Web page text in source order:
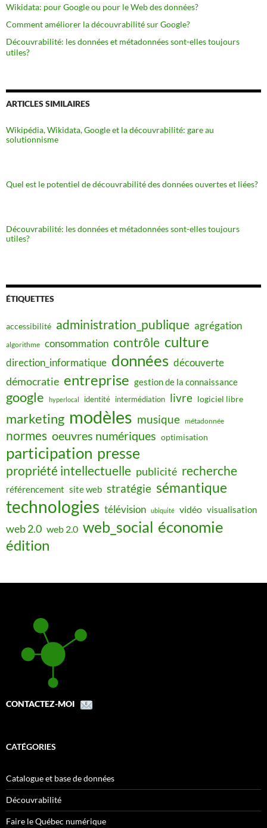
Wikidata: pour Google ou pour le Web des données?
Comment améliorer la découvrabilité sur Google?
Découvrabilité: les données et métadonnées sont-elles toujours
utiles?
ARTICLES SIMILAIRES
Wikipédia, Wikidata, Google et la découvrabilité: gare au
solutionnisme
Quel est le potentiel de découvrabilité des données ouvertes et liées?
Découvrabilité: les données et métadonnées sont-elles toujours
utiles?
ÉTIQUETTES
accessibilité administration_publique agrégation
algorithme consommation contrôle culture
direction_informatique données découverte
démocratie entreprise gestion de la connaissance
google hyperlocal identité intermédiation livre logiciel libre
marketing modèles musique métadonnée
normes oeuvres numériques optimisation
participation presse
propriété intellectuelle publicité recherche
référencement site web stratégie sémantique
technologies télévision ubiquité vidéo visualisation
web 2.0 web 2.0 web_social économie
édition
CONTACTEZ-MOI
CATÉGORIES
Catalogue et base de données
Découvrabilité
Faire le Québec numérique